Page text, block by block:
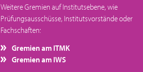
Weitere Gremien auf Institutsebene, wie
Prüfungsausschüsse, Institutsvorstände oder
Fachschaften:
Gremien am ITMK
Gremien am IWS